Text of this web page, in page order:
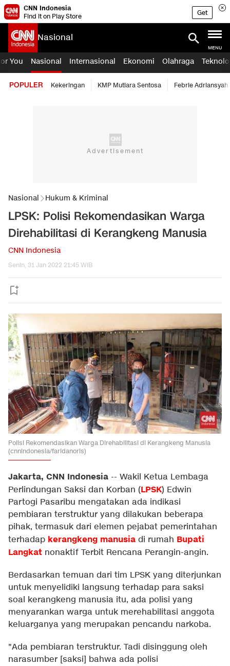
CNN Indonesia
Find it on Play Store
Get
Nasional
MENU
You Nasional Internasional Ekonomi Olahraga
POPULER Kekeringan KMP Mutiara Sentosa Febrie Adriansyah
Nasional Hukum & Kriminal
LPSK: Polisi Rekomendasikan Warga
Direhabilitasi di Kerangkeng Manusia
CNN Indonesia
Senin, 31 Jan 2022 21:45 WIB
Polisi Rekomendasikan Warga Direhabilitasi di Kerangkeng Manusia
(cnnindonesia/faridanoris)
Jakarta, CNN Indonesia -- Wakil Ketua Lembaga
Perlindungan Saksi dan Korban (LPSK) Edwin
Partogi Pasaribu mengatakan ada indikasi
pembiaran terstruktur yang dilakukan beberapa
pihak, termasuk dari elemen pejabat pemerintahan
terhadap kerangkeng manusia di rumah Bupati
Langkat nonaktif Terbit Rencana Perangin-angin.
Berdasarkan temuan dari tim LPSK yang diterjunkan
untuk menyelidiki langsung terhadap para saksi
soal kerangkeng manusia itu, ada polisi yang
menyarankan warga untuk merehabilitasi anggota
keluarganya yang merupakan pencandu narkoba.
"Ada pembiaran terstruktur. Tadi disinggung oleh
narasumber [saksi] bahwa ada polisi